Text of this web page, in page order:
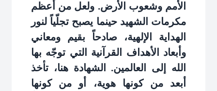
الأمم وشعوب الأرض. ولعل من أعظم
مكرمات الشهيد حينما يصبح تجلّياً لنور
الهداية الإلهية، صادحاً بقيم ومعاني
وأبعاد الأهداف القرآنية التي توجّه بها
الله إلى العالمين. الشهادة هنا، تأخذ
أبعد من كونها هوية، أو من كونها